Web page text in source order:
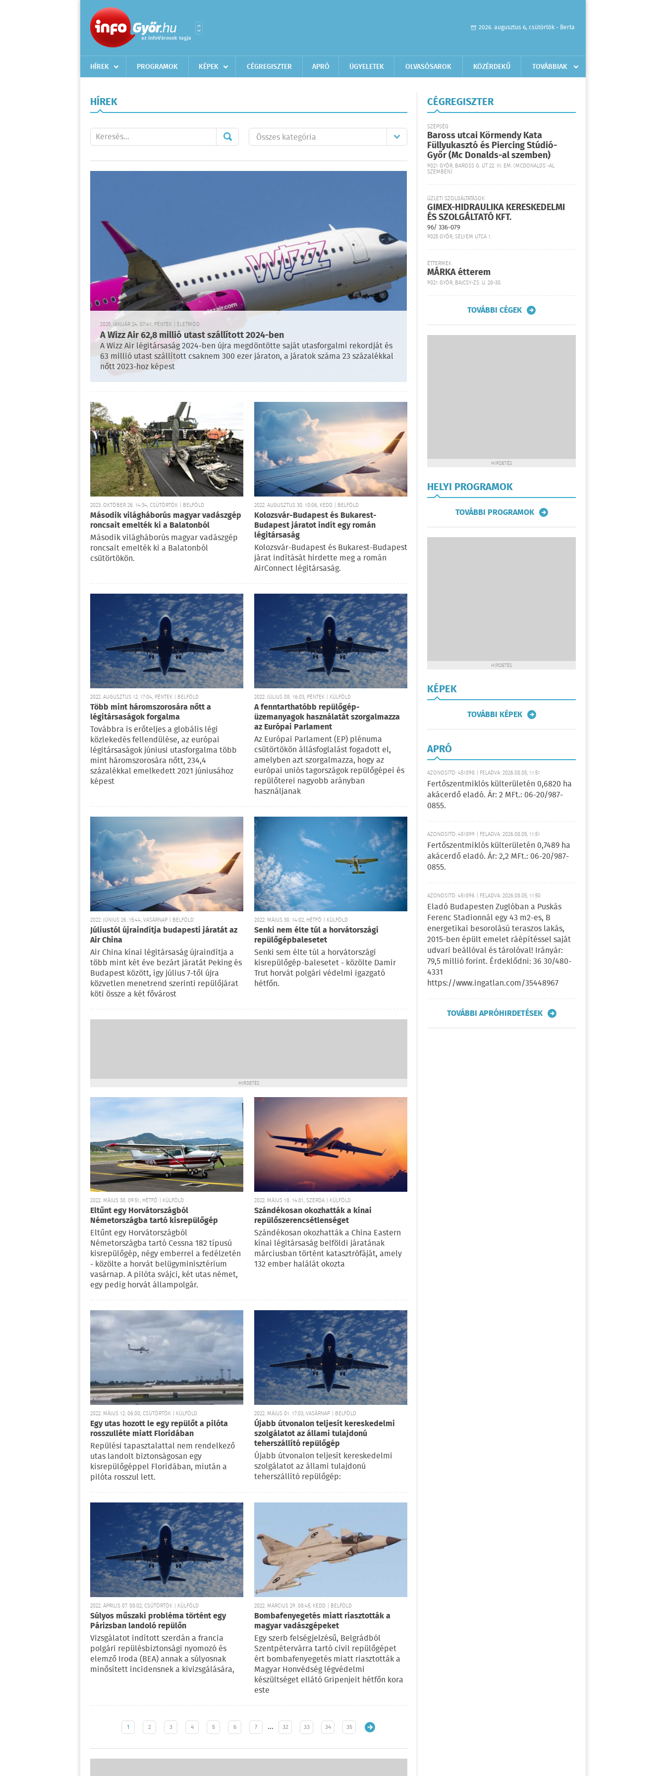
2026. augusztus 6, csütörtök - Berta
HÍREK PROGRAMOK KÉPEK CÉGREGISZTER APRÓ ÜGYELETEK OLVASÓSAROK KÖZÉRDEKŰ TOVÁBBIAK
HÍREK
2025. JANUÁR 24. 07:41, PÉNTEK | ÉLETMÓD
A Wizz Air 62,8 millió utast szállított 2024-ben
A Wizz Air légitársaság 2024-ben újra megdöntötte saját utasforgalmi rekordját és
63 millió utast szállított csaknem 300 ezer járaton, a járatok száma 23 százalékkal
nőtt 2023-hoz képest
2023. OKTÓBER 26. 14:34, CSÜTÖRTÖK | BELFÖLD
Második világháborús magyar vadászgép
roncsait emelték ki a Balatonból
Második világháborús magyar vadászgép
roncsait emelték ki a Balatonból
csütörtökön.
2022. AUGUSZTUS 30. 10:06, KEDD | BELFÖLD
Kolozsvár-Budapest és Bukarest-
Budapest járatot indít egy román
légitársaság
Kolozsvár-Budapest és Bukarest-Budapest
járat indítását hirdette meg a román
AirConnect légitársaság.
2022. AUGUSZTUS 12. 17:04, PÉNTEK | BELFÖLD
Több mint háromszorosára nőtt a
légitársaságok forgalma
Továbbra is erőteljes a globális légi
közlekedés fellendülése, az európai
légitársaságok júniusi utasforgalma több
mint háromszorosára nőtt, 234,4
százalékkal emelkedett 2021 júniusához
képest
2022. JÚLIUS 08. 16:03, PÉNTEK | KÜLFÖLD
A fenntarthatóbb repülőgép-
üzemanyagok használatát szorgalmazza
az Európai Parlament
Az Európai Parlament (EP) plénuma
csütörtökön állásfoglalást fogadott el,
amelyben azt szorgalmazza, hogy az
európai uniós tagországok repülőgépei és
repülőterei nagyobb arányban
használjanak
2022. JÚNIUS 26. 15:44, VASÁRNAP | BELFÖLD
Júliustól újraindítja budapesti járatát az
Air China
Air China kínai légitársaság újraindítja a
több mint két éve bezárt járatát Peking és
Budapest között, így július 7-től újra
közvetlen menetrend szerinti repülőjárat
köti össze a két fővárost
2022. MÁJUS 30. 14:02, HÉTFŐ | KÜLFÖLD
Senki nem élte túl a horvátországi
repülőgépbalesetet
Senki sem élte túl a horvátországi
kisrepülőgép-balesetet - közölte Damir
Trut horvát polgári védelmi igazgató
hétfőn.
HIRDETÉS
2022. MÁJUS 30. 09:51, HÉTFŐ | KÜLFÖLD
Eltűnt egy Horvátországból
Németországba tartó kisrepülőgép
Eltűnt egy Horvátországból
Németországba tartó Cessna 182 típusú
kisrepülőgép, négy emberrel a fedélzetén
- közölte a horvát belügyminisztérium
vasárnap. A pilóta svájci, két utas német,
egy pedig horvát állampolgár.
2022. MÁJUS 18. 14:01, SZERDA | KÜLFÖLD
Szándékosan okozhatták a kínai
repülőszerencsétlenséget
Szándékosan okozhatták a China Eastern
kínai légitársaság belföldi járatának
márciusban történt katasztrófáját, amely
132 ember halálát okozta
2022. MÁJUS 12. 06:00, CSÜTÖRTÖK | KÜLFÖLD
Egy utas hozott le egy repülőt a pilóta
rosszulléte miatt Floridában
Repülési tapasztalattal nem rendelkező
utas landolt biztonságosan egy
kisrepülőgéppel Floridában, miután a
pilóta rosszul lett.
2022. MÁJUS 01. 17:03, VASÁRNAP | BELFÖLD
Újabb útvonalon teljesít kereskedelmi
szolgálatot az állami tulajdonú
teherszállító repülőgép
Újabb útvonalon teljesít kereskedelmi
szolgálatot az állami tulajdonú
teherszállító repülőgép:
2022. ÁPRILIS 07. 08:02, CSÜTÖRTÖK | KÜLFÖLD
Súlyos műszaki probléma történt egy
Párizsban landoló repülőn
Vizsgálatot indított szerdán a francia
polgári repülésbiztonsági nyomozó és
elemző Iroda (BEA) annak a súlyosnak
minősített incidensnek a kivizsgálására,
2022. MÁRCIUS 29. 08:45, KEDD | BELFÖLD
Bombafenyegetés miatt riasztották a
magyar vadászgépeket
Egy szerb felségjelzésű, Belgrádból
Szentpétervárra tartó civil repülőgépet
ért bombafenyegetés miatt riasztották a
Magyar Honvédség légvédelmi
készültséget ellátó Gripenjeit hétfőn kora
este
1 2 3 4 5 6 7 … 32 33 34 35
CÉGREGISZTER
SZÉPSÉG
Baross utcai Körmendy Kata
Füllyukasztó és Piercing Stúdió-
Győr (Mc Donalds-al szemben)
9021 GYŐR, BAROSS G. ÚT 22. III. EM. (MCDONALDS´-AL
SZEMBEN)
ÜZLETI SZOLGÁLTATÁSOK
GIMEX-HIDRAULIKA KERESKEDELMI
ÉS SZOLGÁLTATÓ KFT.
96/ 336-079
9025 GYŐR, SELYEM UTCA 1.
ÉTTERMEK
MÁRKA étterem
9021 GYŐR, BAJCSY-ZS. U. 28-30.
TOVÁBBI CÉGEK
HIRDETÉS
HELYI PROGRAMOK
TOVÁBBI PROGRAMOK
HIRDETÉS
KÉPEK
TOVÁBBI KÉPEK
APRÓ
AZONOSÍTÓ: 451898 | FELADVA: 2026.08.05, 11:51
Fertőszentmiklós külterületén 0,6820 ha
akácerdő eladó. Ár: 2 MFt.: 06-20/987-
0855.
AZONOSÍTÓ: 451899 | FELADVA: 2026.08.05, 11:51
Fertőszentmiklós külterületén 0,7489 ha
akácerdő eladó. Ár: 2,2 MFt.: 06-20/987-
0855.
AZONOSÍTÓ: 451896 | FELADVA: 2026.08.05, 11:50
Eladó Budapesten Zuglóban a Puskás
Ferenc Stadionnál egy 43 m2-es, B
energetikai besorolású teraszos lakás,
2015-ben épült emelet ráépítéssel saját
udvari beállóval és tárolóval! Irányár:
79,5 millió forint. Érdeklődni: 36 30/480-
4331
https://www.ingatlan.com/35448967
TOVÁBBI APRÓHIRDETÉSEK